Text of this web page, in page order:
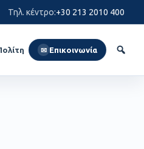
Τηλ. κέντρο:+30 213 2010 400
✉ Επικοινωνία